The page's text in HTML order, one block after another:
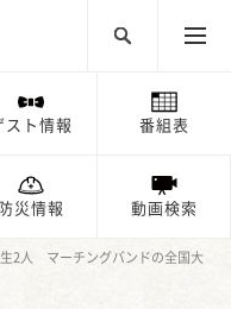
スト情報 番組表
防災情報 動画検索
2人 マーチングバンドの全国大